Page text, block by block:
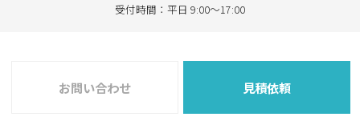
受付時間：平日 9:00～17:00
お問い合わせ 見積依頼